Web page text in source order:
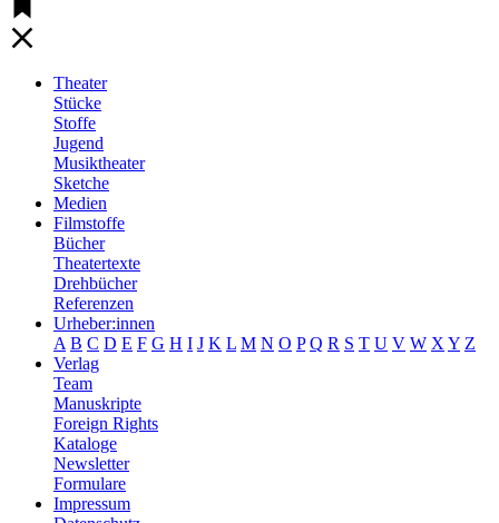
Theater
Stücke
Stoffe
Jugend
Musiktheater
Sketche
Medien
Filmstoffe
Bücher
Theatertexte
Drehbücher
Referenzen
Urheber:innen
A B C D E F G H I J K L M N O P Q R S T U V W X Y Z
Verlag
Team
Manuskripte
Foreign Rights
Kataloge
Newsletter
Formulare
Impressum